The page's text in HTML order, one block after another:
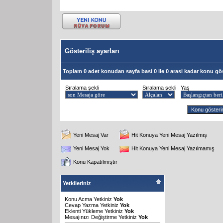
Gösteriliş ayarları
Toplam 0 adet konudan sayfa basi 0 ile 0 arasi kadar konu
Sıralama şekli Sıralama şekli Yaş
Yeni Mesaj Var Hit Konuya Yeni Mesaj Yazılmış
Yeni Mesaj Yok Hit Konuya Yeni Mesaj Yazılmamış
Konu Kapatılmıştır
Yetkileriniz
Konu Acma Yetkiniz Yok
Cevap Yazma Yetkiniz Yok
Eklenti Yükleme Yetkiniz Yok
Mesajınızı Değiştirme Yetkiniz Yok